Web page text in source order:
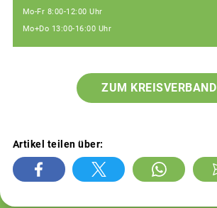
Mo-Fr 8:00-12:00 Uhr
Mo+Do 13:00-16:00 Uhr
ZUM KREISVERBAND
Artikel teilen über: